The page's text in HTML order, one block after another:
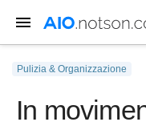
Pulizia & Organizzazione
In